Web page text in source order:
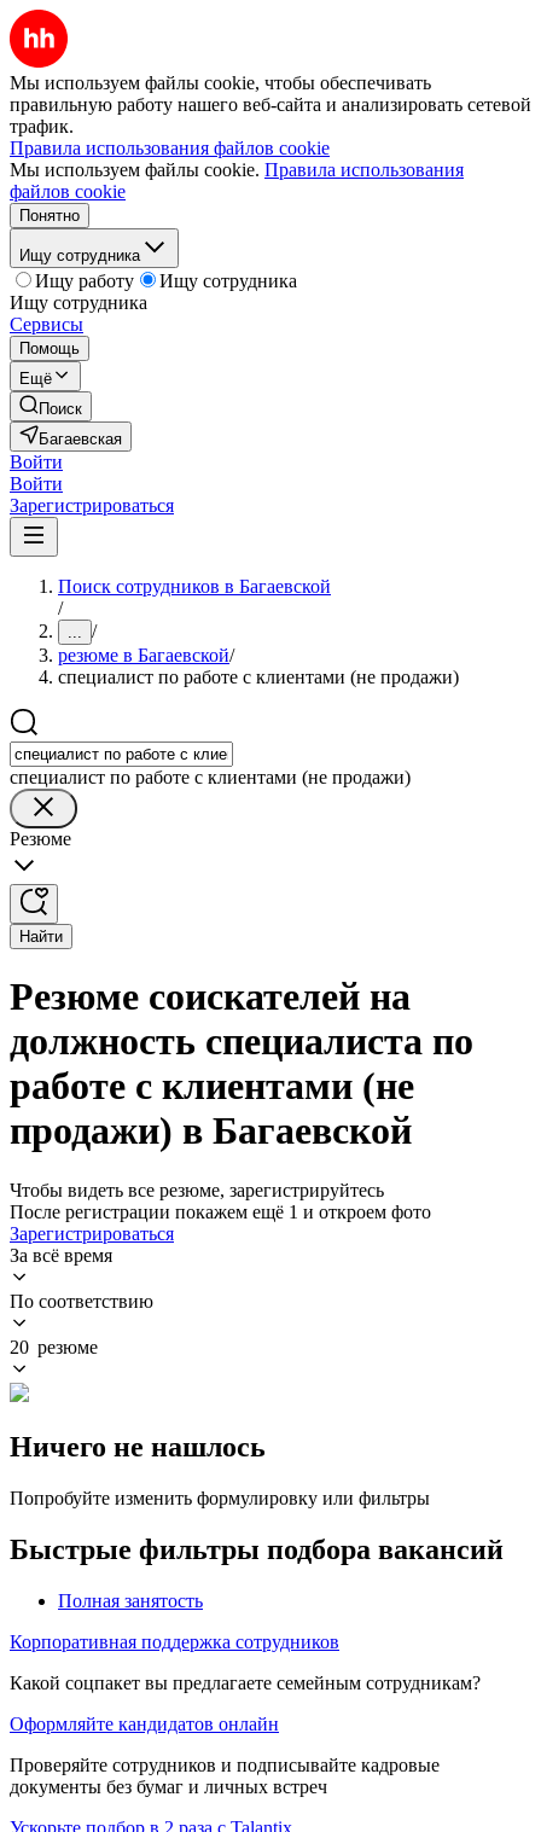
Мы используем файлы cookie, чтобы обеспечивать
правильную работу нашего веб-сайта и анализировать сетевой
трафик.
Правила использования файлов cookie
Мы используем файлы cookie. Правила использования
файлов cookie
Понятно
Ищу сотрудника
Ищу работу
Ищу сотрудника
Ищу сотрудника
Сервисы
Помощь
Ещё
Поиск
Багаевская
Войти
Войти
Зарегистрироваться
Поиск сотрудников в Багаевской
/
... /
резюме в Багаевской/
специалист по работе с клиентами (не продажи)
специалист по работе с клиентами (не продажи)
Резюме
Найти
Резюме соискателей на
должность специалиста по
работе с клиентами (не
продажи) в Багаевской
Чтобы видеть все резюме, зарегистрируйтесь
После регистрации покажем ещё 1 и откроем фото
Зарегистрироваться
За всё время
По соответствию
20 резюме
Ничего не нашлось
Попробуйте изменить формулировку или фильтры
Быстрые фильтры подбора вакансий
Полная занятость
Корпоративная поддержка сотрудников
Какой соцпакет вы предлагаете семейным сотрудникам?
Оформляйте кандидатов онлайн
Проверяйте сотрудников и подписывайте кадровые
документы без бумаг и личных встреч
Ускорьте подбор в 2 раза с Talantix